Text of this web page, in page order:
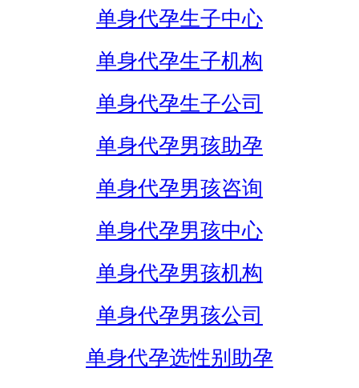
单身代孕生子中心
单身代孕生子机构
单身代孕生子公司
单身代孕男孩助孕
单身代孕男孩咨询
单身代孕男孩中心
单身代孕男孩机构
单身代孕男孩公司
单身代孕选性别助孕